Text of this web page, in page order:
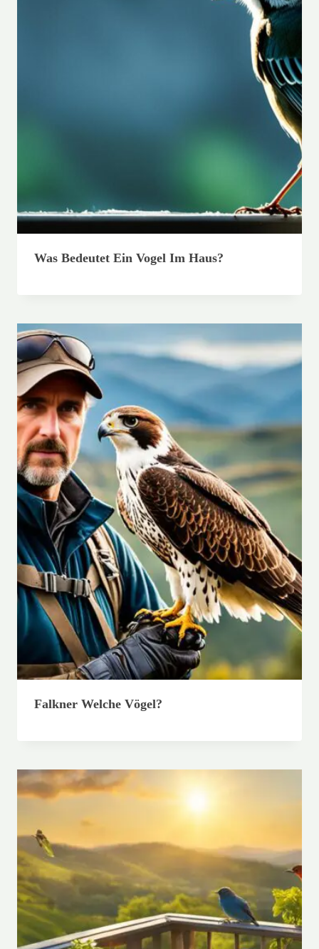
Was Bedeutet Ein Vogel Im Haus?
Falkner Welche Vögel?